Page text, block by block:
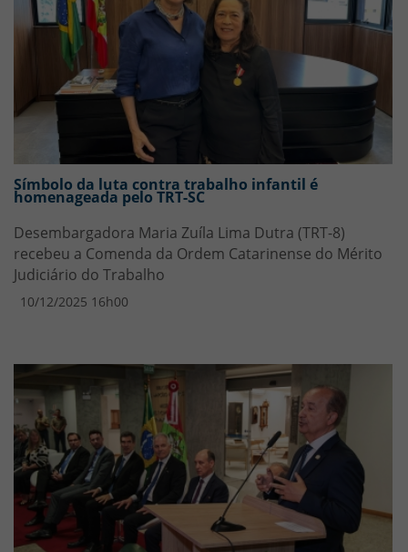
Símbolo da luta contra trabalho infantil é
homenageada pelo TRT-SC
Desembargadora Maria Zuíla Lima Dutra (TRT-8)
recebeu a Comenda da Ordem Catarinense do Mérito
Judiciário do Trabalho
10/12/2025 16h00